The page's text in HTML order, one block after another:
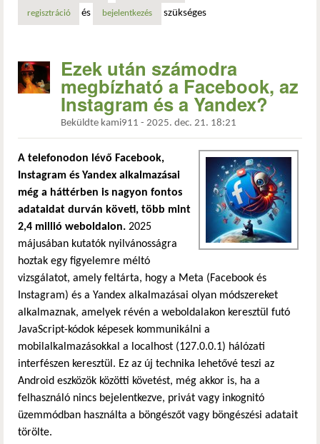
regisztráció és bejelentkezés szükséges
Ezek után számodra
megbízható a Facebook, az
Instagram és a Yandex?
Beküldte kami911 - 2025. dec. 21. 18:21
A telefonodon lévő Facebook,
Instagram és Yandex alkalmazásai
még a háttérben is nagyon fontos
adataidat durván követi, több mint
2,4 millió weboldalon. 2025
májusában kutatók nyilvánosságra
hoztak egy figyelemre méltó
vizsgálatot, amely feltárta, hogy a Meta (Facebook és
Instagram) és a Yandex alkalmazásai olyan módszereket
alkalmaznak, amelyek révén a weboldalakon keresztül futó
JavaScript-kódok képesek kommunikálni a
mobilalkalmazásokkal a localhost (127.0.0.1) hálózati
interfészen keresztül. Ez az új technika lehetővé teszi az
Android eszközök közötti követést, még akkor is, ha a
felhasználó nincs bejelentkezve, privát vagy inkognitó
üzemmódban használta a böngészőt vagy böngészési adatait
törölte.